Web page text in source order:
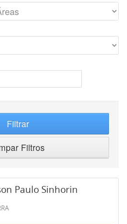
Filtrar
Filtros
Paulo Sinhorin